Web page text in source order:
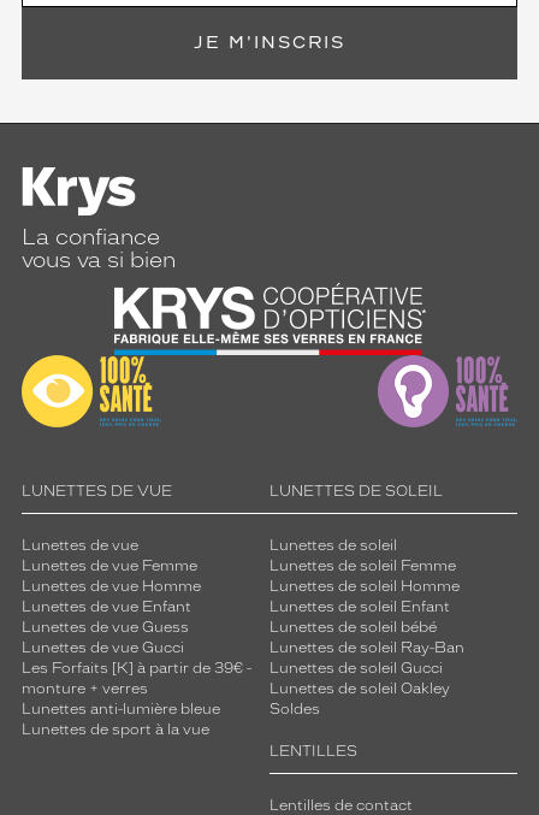
JE M'INSCRIS
La confiance
vous va si bien
LUNETTES DE VUE
Lunettes de vue
Lunettes de vue Femme
Lunettes de vue Homme
Lunettes de vue Enfant
Lunettes de vue Guess
Lunettes de vue Gucci
Les Forfaits [K] à partir de 39€ -
monture + verres
Lunettes anti-lumière bleue
Lunettes de sport à la vue
LUNETTES DE SOLEIL
Lunettes de soleil
Lunettes de soleil Femme
Lunettes de soleil Homme
Lunettes de soleil Enfant
Lunettes de soleil bébé
Lunettes de soleil Ray-Ban
Lunettes de soleil Gucci
Lunettes de soleil Oakley
Soldes
LENTILLES
Lentilles de contact